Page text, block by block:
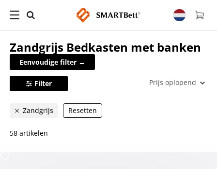
Zandgrijs Bedkasten met banken
Eenvoudige filter →
Filter Prijs oplopend
Zandgrijs Resetten
58 artikelen